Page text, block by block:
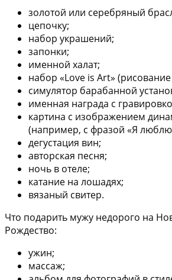
золотой или серебряный
цепочку;
набор украшений;
запонки;
именной халат;
набор «Love is Art»
симулятор барабанной
именная награда с
картина с изображением
(например, с фразой «Я люблю
дегустация вин;
авторская песня;
ночь в отеле;
катание на лошадях;
вязаный свитер.
Что подарить мужу недорого на
Рождество:
ужин;
массаж;